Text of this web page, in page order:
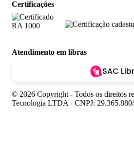
Certificações
Atendimento em libras
SAC
© 2026 Copyright - Todos os direitos
Tecnologia LTDA - CNPJ: